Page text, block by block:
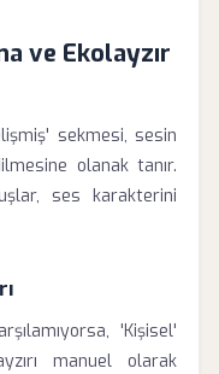
ve Ekolayzır
sekmesi, sesin
olanak tanır.
ses karakterini
'Kişisel'
manuel olarak